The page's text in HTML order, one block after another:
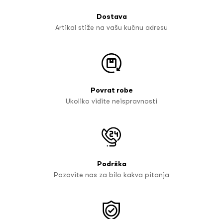
Dostava
Artikal stiže na vašu kućnu adresu
Povrat robe
Ukoliko vidite neispravnosti
Podrška
Pozovite nas za bilo kakva pitanja